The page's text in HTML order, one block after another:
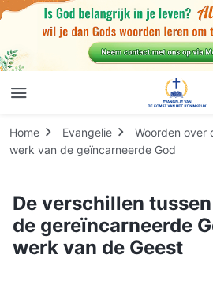
Home Evangelie
Woorden over
werk van de geïncarneerde God
De verschillen
de gereïncarneerde
werk van de Geest